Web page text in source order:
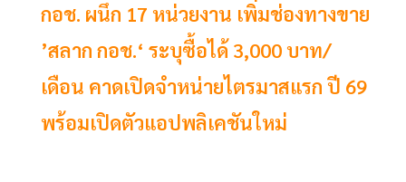
กอช. ผนึก 17 หน่วยงาน เพิ่มช่องทางขาย
’สลาก กอช.‘ ระบุซื้อได้ 3,000 บาท/
เดือน คาดเปิดจำหน่ายไตรมาสแรก ปี 69
พร้อมเปิดตัวแอปพลิเคชันใหม่